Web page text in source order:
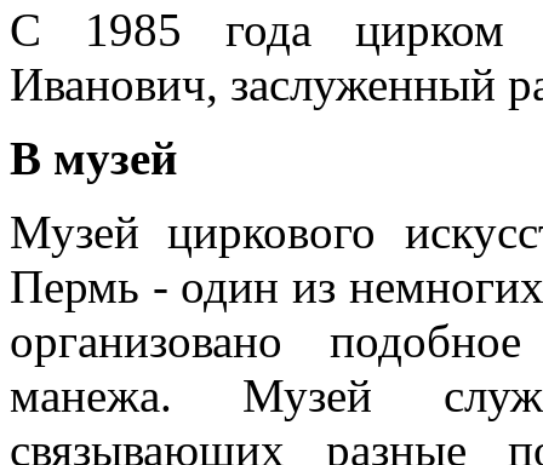
С 1985 года цирком
Иванович, заслуженный
В музей
Музей циркового
Пермь - один из
организовано
манежа. Музей
связывающих разные